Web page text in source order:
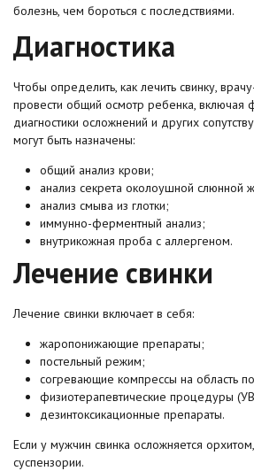
болезнь, чем бороться с последствиями.
Диагностика
Чтобы определить, как лечить свинку,
провести общий осмотр ребенка, включая
диагностики осложнений и других
могут быть назначены:
общий анализ крови;
анализ секрета околоушной слюнной
анализ смыва из глотки;
иммунно-ферментный анализ;
внутрикожная проба с аллергеном.
Лечение свинки
Лечение свинки включает в себя:
жаропонижающие препараты;
постельный режим;
согревающие компрессы на область
физиотерапевтические процедуры
дезинтоксикационные препараты.
Если у мужчин свинка осложняется
суспензории.